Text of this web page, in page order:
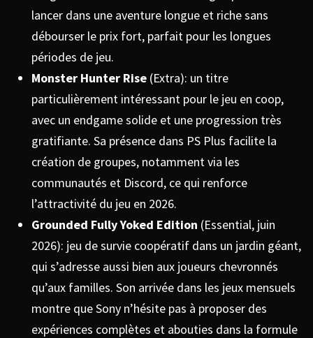
lancer dans une aventure longue et riche sans
débourser le prix fort, parfait pour les longues
périodes de jeu.
Monster Hunter Rise(Extra): un titre
particulièrement intéressant pour le jeu en coop,
avec un endgame solide et une progression très
gratifiante. Sa présence dans PS Plus facilite la
création de groupes, notamment via les
communautés et Discord, ce qui renforce
l’attractivité du jeu en 2026.
Grounded Fully Yoked Edition (Essential, juin
2026): jeu de survie coopératif dans un jardin géant,
qui s’adresse aussi bien aux joueurs chevronnés
qu’aux familles. Son arrivée dans les jeux mensuels
montre que Sony n’hésite pas à proposer des
expériences complètes et abouties dans la formule